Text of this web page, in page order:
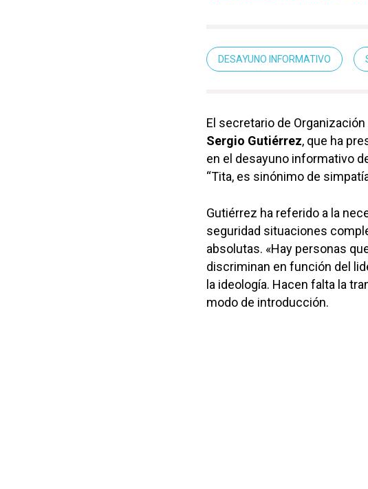
DESAYUNO INFORMATIVO
El secretario de
Sergio Gutiérrez, que ha
en el desayuno informativo
“Tita, es sinónimo de
Gutiérrez ha referido a la
seguridad situaciones
absolutas. «Hay personas
discriminan en función del
la ideología. Hacen falta la
modo de introducción.